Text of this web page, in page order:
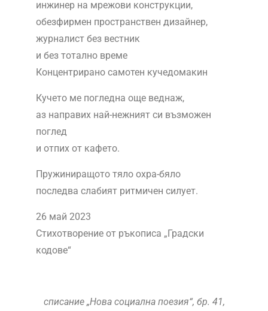
инжинер на мрежови конструкции,
обезфирмен пространствен дизайнер,
журналист без вестник
и без тотално време
Концентрирано самотен кучедомакин
Кучето ме погледна още веднаж,
аз направих най-нежният си възможен
поглед
и отпих от кафето.
Пружиниращото тяло охра-бяло
последва слабият ритмичен силует.
26 май 2023
Стихотворение от ръкописа „Градски
кодове“
списание „Нова социална поезия“, бр. 41,